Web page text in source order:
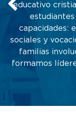
educativo
capacidades:
sociales y
familias
formamos